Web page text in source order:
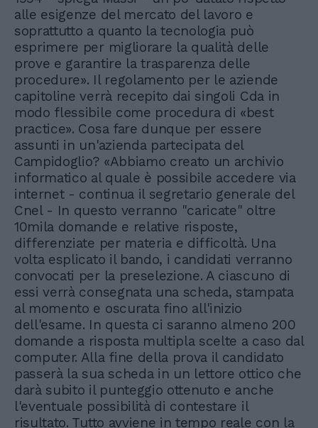
alle esigenze del mercato del lavoro e
soprattutto a quanto la tecnologia può
esprimere per migliorare la qualità delle
prove e garantire la trasparenza delle
procedure». Il regolamento per le aziende
capitoline verrà recepito dai singoli Cda in
modo flessibile come procedura di «best
practice». Cosa fare dunque per essere
assunti in un'azienda partecipata del
Campidoglio? «Abbiamo creato un archivio
informatico al quale è possibile accedere via
internet - continua il segretario generale del
Cnel - In questo verranno "caricate" oltre
10mila domande e relative risposte,
differenziate per materia e difficoltà. Una
volta esplicato il bando, i candidati verranno
convocati per la preselezione. A ciascuno di
essi verrà consegnata una scheda, stampata
al momento e oscurata fino all'inizio
dell'esame. In questa ci saranno almeno 200
domande a risposta multipla scelte a caso dal
computer. Alla fine della prova il candidato
passerà la sua scheda in un lettore ottico che
darà subito il punteggio ottenuto e anche
l'eventuale possibilità di contestare il
risultato. Tutto avviene in tempo reale con la